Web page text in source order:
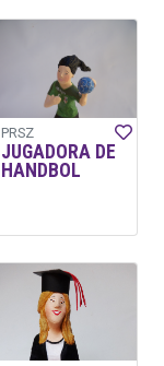
PRSZ
JUGADORA DE
HANDBOL